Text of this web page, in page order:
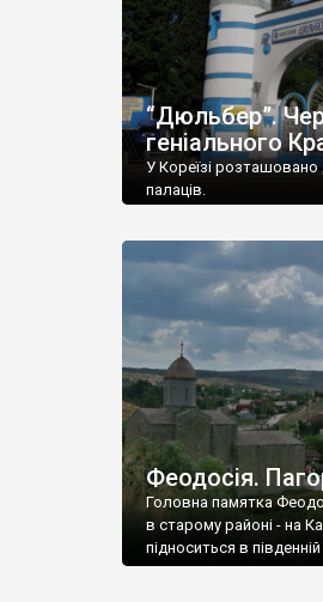
“Дюльбер”.
геніального
У Кореїзі розташовано
палаців.
Феодосія.
Головна памятка
в старому районі - на
підноситься в